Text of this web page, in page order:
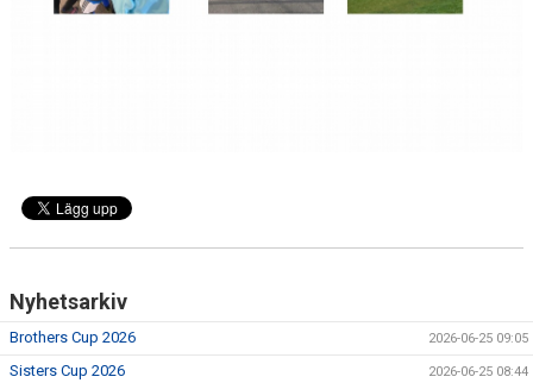
Nyhetsarkiv
Brothers Cup 2026 2026-06-25 09:05
Sisters Cup 2026 2026-06-25 08:44